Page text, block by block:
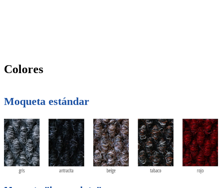
Colores
Moqueta estándar